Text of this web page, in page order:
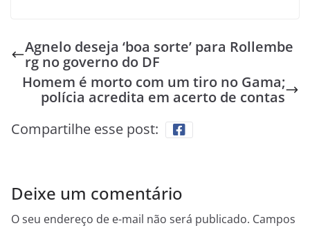
Agnelo deseja ‘boa sorte’ para Rollembe
rg no governo do DF
Homem é morto com um tiro no Gama;
polícia acredita em acerto de contas
Compartilhe esse post:
Deixe um comentário
O seu endereço de e-mail não será publicado. Campos